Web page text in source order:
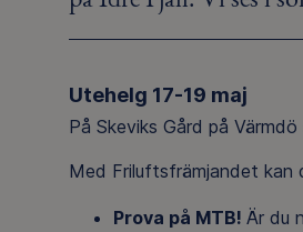
Utehelg 17-19 maj
På Skeviks Gård på
Med Friluftsfrämjandet kan
Prova på MTB! Är du